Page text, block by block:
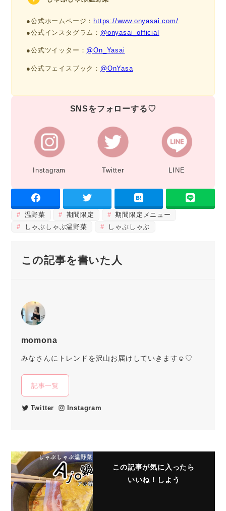
●公式ホームページ：https://www.onyasai.com/
●公式インスタグラム： @onyasai_official
●公式ツイッター： @On_Yasai
●公式フェイスブック： @OnYasa
SNSをフォローする♡
Instagram Twitter LINE
温野菜 期間限定
期間限定メニュー
しゃぶしゃぶ温野菜
しゃぶしゃぶ
この記事を書いた人
momona
みなさんにトレンドを沢山お届けしていきます☺︎♡
記事一覧
Twitter Instagram
この記事が気に入ったら
いいね！しよう